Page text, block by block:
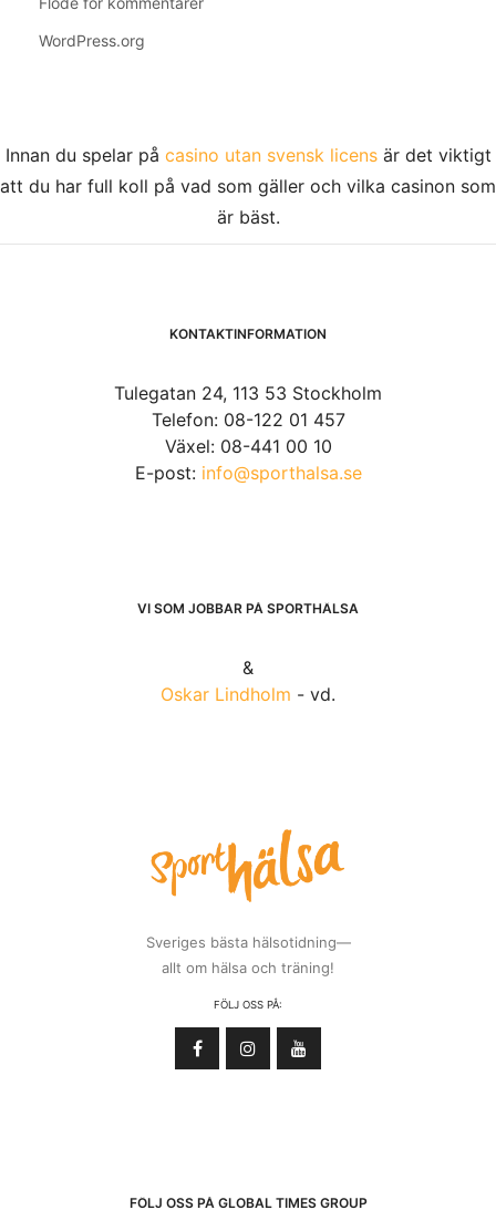
WordPress.org
Innan du spelar på casino utan svensk licensär det viktigt
att du har full koll på vad som gäller och vilka casinon som
är bäst.
KONTAKTINFORMATION
Tulegatan 24, 113 53 Stockholm
Telefon: 08-122 01 457
Växel: 08-441 00 10
E-post: info@sporthalsa.se
VI SOM JOBBAR PÅ SPORTHÄLSA
&
Oskar Lindholm - vd.
Sveriges bästa hälsotidning—
allt om hälsa och träning!
FÖLJ OSS PÅ:
FÖLJ OSS PÅ GLOBAL TIMES GROUP